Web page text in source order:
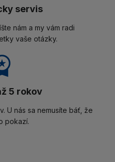
servis
nám a my vám radi
vaše otázky.
5 rokov
U nás sa nemusíte báť, že
pokazí.